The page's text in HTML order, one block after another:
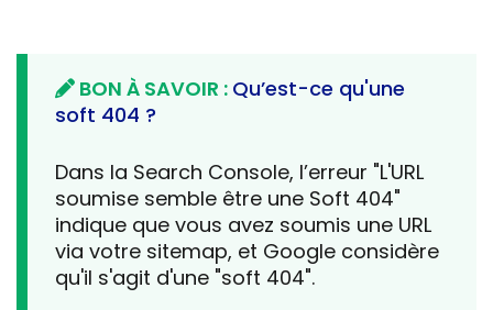
BON À SAVOIR : Qu’est-ce qu'une
soft 404 ?
Dans la Search Console, l’erreur "L'URL
soumise semble être une Soft 404"
indique que vous avez soumis une URL
via votre sitemap, et Google considère
qu'il s'agit d'une "soft 404".